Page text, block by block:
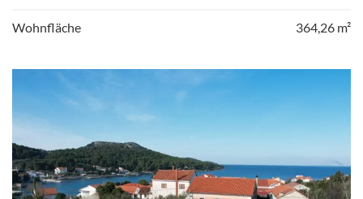
Wohnfläche 364,26 m²